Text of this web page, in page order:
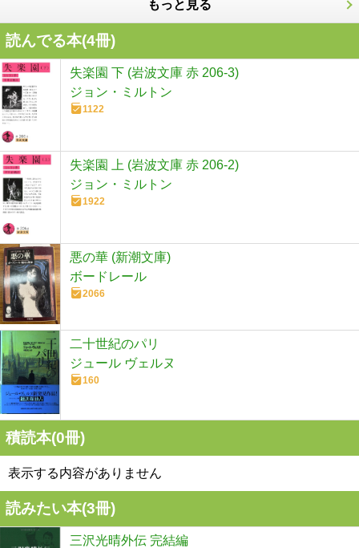
もっと見る
読んでる本(4冊)
失楽園 下 (岩波文庫 赤 206-3)
ジョン・ミルトン
1122
失楽園 上 (岩波文庫 赤 206-2)
ジョン・ミルトン
1922
悪の華 (新潮文庫)
ボードレール
2066
二十世紀のパリ
ジュール ヴェルヌ
160
積読本(0冊)
表示する内容がありません
読みたい本(3冊)
三沢光晴外伝 完結編